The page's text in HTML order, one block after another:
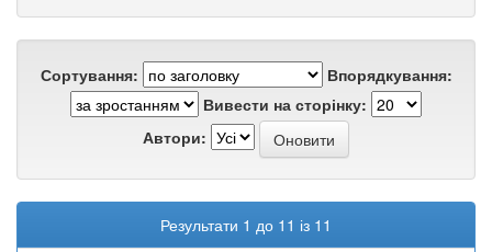
Сортування:
Впорядкування:
Вивести на сторінку:
Автори:
Результати 1 до 11 із 11